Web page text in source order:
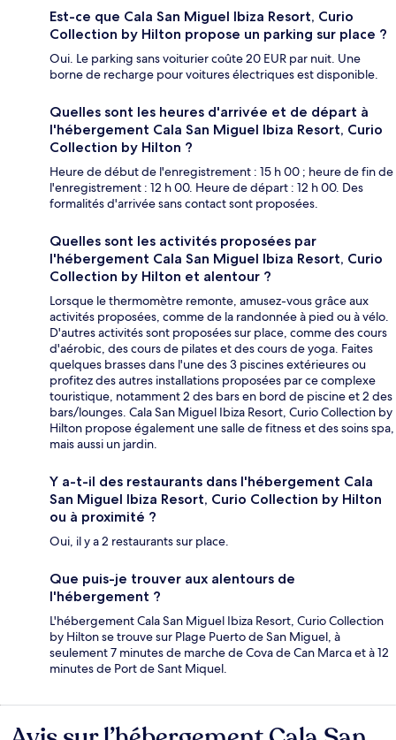
Est-ce que Cala San Miguel Ibiza Resort, Curio
Collection by Hilton propose un parking sur place ?
Oui. Le parking sans voiturier coûte 20 EUR par nuit. Une
borne de recharge pour voitures électriques est disponible.
Quelles sont les heures d'arrivée et de départ à
l'hébergement Cala San Miguel Ibiza Resort, Curio
Collection by Hilton ?
Heure de début de l'enregistrement : 15 h 00 ; heure de fin de
l'enregistrement : 12 h 00. Heure de départ : 12 h 00. Des
formalités d'arrivée sans contact sont proposées.
Quelles sont les activités proposées par
l'hébergement Cala San Miguel Ibiza Resort, Curio
Collection by Hilton et alentour ?
Lorsque le thermomètre remonte, amusez-vous grâce aux
activités proposées, comme de la randonnée à pied ou à vélo.
D'autres activités sont proposées sur place, comme des cours
d'aérobic, des cours de pilates et des cours de yoga. Faites
quelques brasses dans l'une des 3 piscines extérieures ou
profitez des autres installations proposées par ce complexe
touristique, notamment 2 des bars en bord de piscine et 2 des
bars/lounges. Cala San Miguel Ibiza Resort, Curio Collection by
Hilton propose également une salle de fitness et des soins spa,
mais aussi un jardin.
Y a-t-il des restaurants dans l'hébergement Cala
San Miguel Ibiza Resort, Curio Collection by Hilton
ou à proximité ?
Oui, il y a 2 restaurants sur place.
Que puis-je trouver aux alentours de
l'hébergement ?
L'hébergement Cala San Miguel Ibiza Resort, Curio Collection
by Hilton se trouve sur Plage Puerto de San Miguel, à
seulement 7 minutes de marche de Cova de Can Marca et à 12
minutes de Port de Sant Miquel.